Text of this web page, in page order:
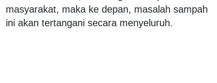
masyarakat, maka ke depan, masalah sampah
ini akan tertangani secara menyeluruh.